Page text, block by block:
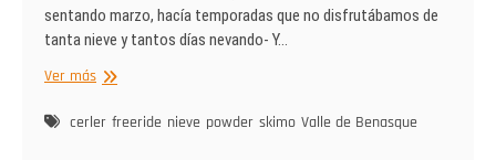
sentando marzo, hacía temporadas que no disfrutábamos de
tanta nieve y tantos días nevando- Y…
Ver másPowder
en
cerler freeride nieve powder skimo Valle de Benasque